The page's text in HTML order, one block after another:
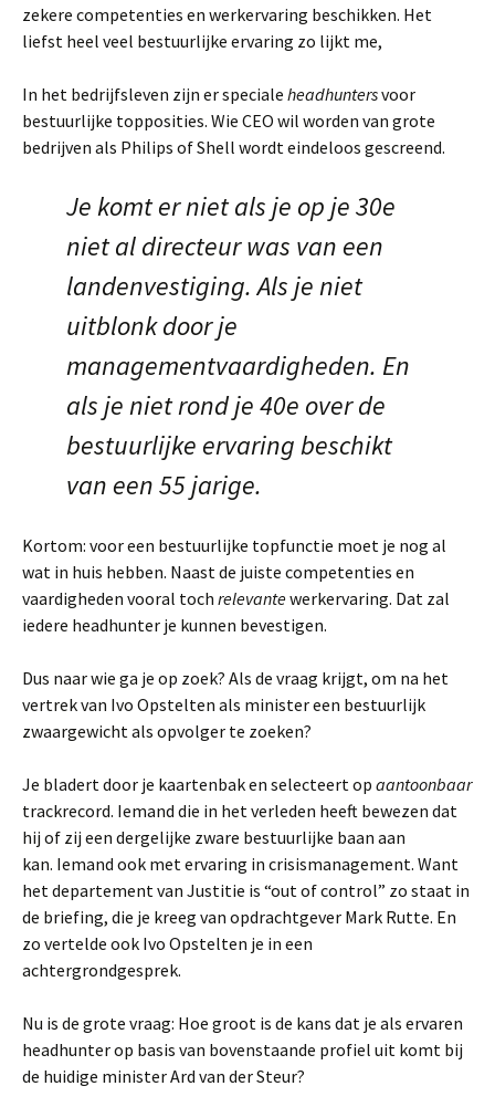
zekere competenties en werkervaring beschikken. Het
liefst heel veel bestuurlijke ervaring zo lijkt me,
In het bedrijfsleven zijn er speciale headhuntersvoor
bestuurlijke topposities. Wie CEO wil worden van grote
bedrijven als Philips of Shell wordt eindeloos gescreend.
Je komt er niet als je op je 30e
niet al directeur was van een
landenvestiging. Als je niet
uitblonk door je
managementvaardigheden. En
als je niet rond je 40e over de
bestuurlijke ervaring beschikt
van een 55 jarige.
Kortom: voor een bestuurlijke topfunctie moet je nog al
wat in huis hebben. Naast de juiste competenties en
vaardigheden vooral toch relevantewerkervaring. Dat zal
iedere headhunter je kunnen bevestigen.
Dus naar wie ga je op zoek? Als de vraag krijgt, om na het
vertrek van Ivo Opstelten als minister een bestuurlijk
zwaargewicht als opvolger te zoeken?
Je bladert door je kaartenbak en selecteert op aantoonbaar
trackrecord. Iemand die in het verleden heeft bewezen dat
hij of zij een dergelijke zware bestuurlijke baan aan
kan. Iemand ook met ervaring in crisismanagement. Want
het departement van Justitie is “out of control” zo staat in
de briefing, die je kreeg van opdrachtgever Mark Rutte. En
zo vertelde ook Ivo Opstelten je in een
achtergrondgesprek.
Nu is de grote vraag: Hoe groot is de kans dat je als ervaren
headhunter op basis van bovenstaande profiel uit komt bij
de huidige minister Ard van der Steur?